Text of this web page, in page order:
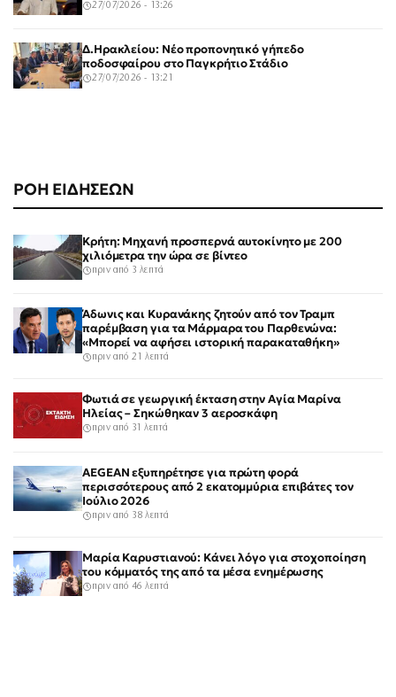
ΡΟΗ ΕΙΔΗΣΕΩΝ
Κρήτη: Μηχανή προσπερνά αυτοκίνητο με 200
χιλιόμετρα την ώρα σε βίντεο
πριν από 3 λεπτά
Άδωνις και Κυρανάκης ζητούν από τον Τραμπ
παρέμβαση για τα Μάρμαρα του Παρθενώνα:
«Μπορεί να αφήσει ιστορική παρακαταθήκη»
πριν από 21 λεπτά
Φωτιά σε γεωργική έκταση στην Αγία Μαρίνα
Ηλείας – Σηκώθηκαν 3 αεροσκάφη
πριν από 31 λεπτά
AEGEAN εξυπηρέτησε για πρώτη φορά
περισσότερους από 2 εκατομμύρια επιβάτες τον
Ιούλιο 2026
πριν από 38 λεπτά
Μαρία Καρυστιανού: Κάνει λόγο για στοχοποίηση
του κόμματός της από τα μέσα ενημέρωσης
πριν από 46 λεπτά
27/07/2026 - 13:26
Δ.Ηρακλείου: Νέο προπονητικό γήπεδο
ποδοσφαίρου στο Παγκρήτιο Στάδιο
27/07/2026 - 13:21